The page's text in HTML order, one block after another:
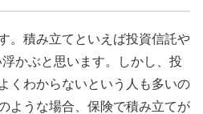
。積み立てといえば投資信託や
かぶと思います。しかし、投
くわからないという人も多いの
ような場合、保険で積み立てが